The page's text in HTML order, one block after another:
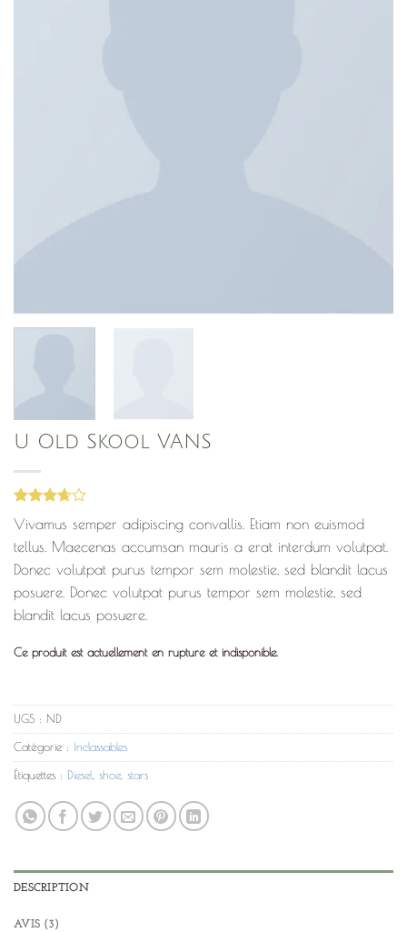
U Old Skool VANS
Noté
3.67sur
5 basé
3
notations
client
Vivamus semper adipiscing convallis. Etiam non euismod
tellus. Maecenas accumsan mauris a erat interdum volutpat.
Donec volutpat purus tempor sem molestie, sed blandit lacus
posuere. Donec volutpat purus tempor sem molestie, sed
blandit lacus posuere.
Ce produit est actuellement en rupture et indisponible.
UGS : ND
Catégorie : Inclassables
Étiquettes : Diesel, shoe, stars
DESCRIPTION
AVIS (3)